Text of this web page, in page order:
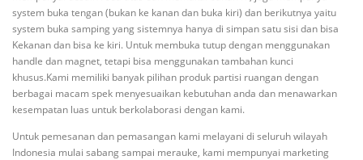
system buka tengan (bukan ke kanan dan buka kiri) dan berikutnya yaitu
system buka samping yang sistemnya hanya di simpan satu sisi dan bisa
Kekanan dan bisa ke kiri. Untuk membuka tutup dengan menggunakan
handle dan magnet, tetapi bisa menggunakan tambahan kunci
khusus.Kami memiliki banyak pilihan produk partisi ruangan dengan
berbagai macam spek menyesuaikan kebutuhan anda dan menawarkan
kesempatan luas untuk berkolaborasi dengan kami.
Untuk pemesanan dan pemasangan kami melayani di seluruh wilayah
Indonesia mulai sabang sampai merauke, kami mempunyai marketing